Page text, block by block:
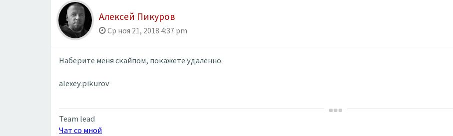
Алексей Пикуров
Ср ноя 21, 2018 4:37 pm
Наберите меня скайпом, покажете удалённо.
alexey.pikurov
Team lead
Чат со мной